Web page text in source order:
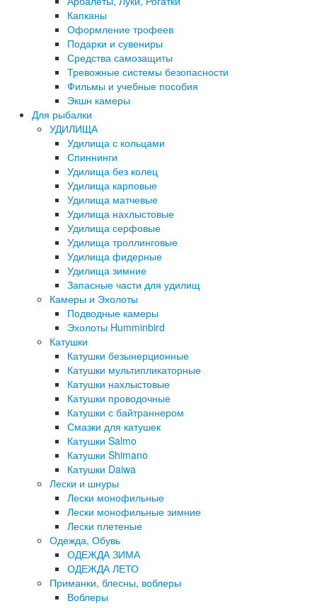
Капканы
Оформление трофеев
Подарки и сувениры
Средства самозащиты
Тревожные системы безопасности
Фильмы и учебные пособия
Экшн камеры
Для рыбалки
УДИЛИЩА
Удилища с кольцами
Спиннинги
Удилища без колец
Удилища карповые
Удилища матчевые
Удилища нахлыстовые
Удилища серфовые
Удилища троллинговые
Удилища фидерные
Удилища зимние
Запасные части для удилищ
Камеры и Эхолоты
Подводные камеры
Эхолоты Humminbird
Катушки
Катушки безынерционные
Катушки мультипликаторные
Катушки нахлыстовые
Катушки проводочные
Катушки с байтраннером
Смазки для катушек
Катушки Salmo
Катушки Shimano
Катушки Daiwa
Лески и шнуры
Лески монофильные
Лески монофильные зимние
Лески плетеные
Одежда, Обувь
ОДЕЖДА ЗИМА
ОДЕЖДА ЛЕТО
Приманки, блесны, воблеры
Воблеры